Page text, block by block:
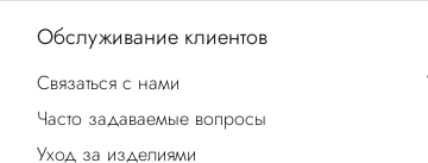
Обслуживание клиентов
Связаться с нами
Часто задаваемые вопросы
Уход за изделиями